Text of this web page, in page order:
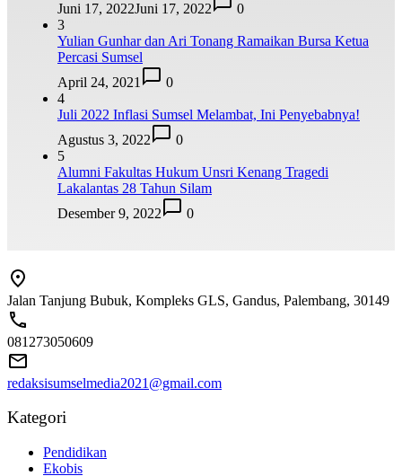
Juni 17, 2022Juni 17, 2022
0
3
Yulian Gunhar dan Ari Tonang Ramaikan Bursa Ketua
Percasi Sumsel
April 24, 2021
0
4
Juli 2022 Inflasi Sumsel Melambat, Ini Penyebabnya!
Agustus 3, 2022
0
5
Alumni Fakultas Hukum Unsri Kenang Tragedi
Lakalantas 28 Tahun Silam
Desember 9, 2022
0
Jalan Tanjung Bubuk, Kompleks GLS, Gandus, Palembang, 30149
081273050609
redaksisumselmedia2021@gmail.com
Kategori
Pendidikan
Ekobis